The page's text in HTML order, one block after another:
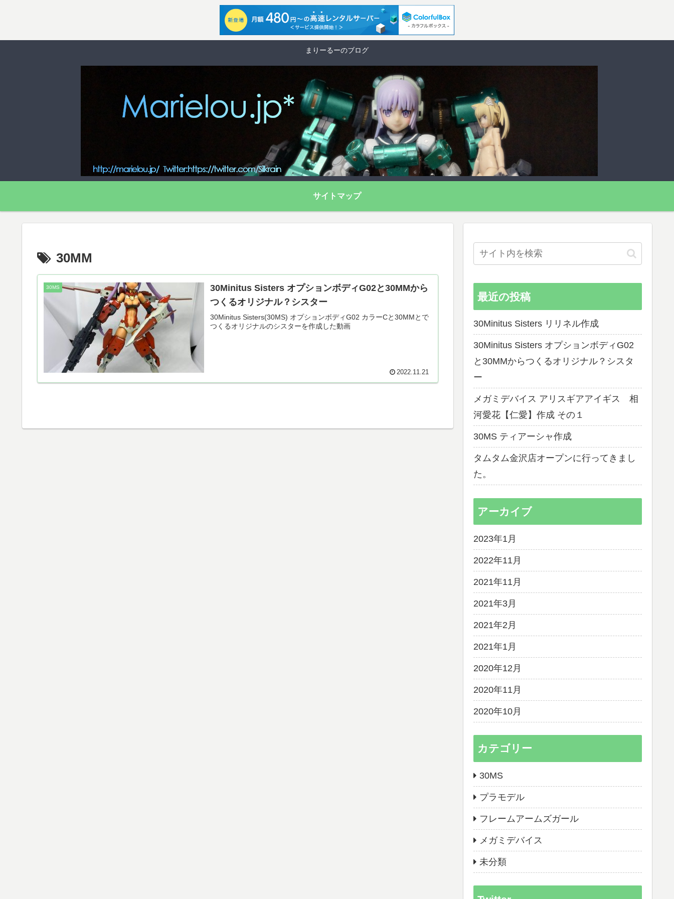
まりーるーのブログ
サイトマップ
30MM
30MS
30Minitus Sisters オプションボディG02と30MMから
つくるオリジナル？シスター
30Minitus Sisters(30MS) オプションボディG02 カラーCと30MMとで
つくるオリジナルのシスターを作成した動画
2022.11.21
最近の投稿
30Minitus Sisters リリネル作成
30Minitus Sisters オプションボディG02
と30MMからつくるオリジナル？シスタ
ー
メガミデバイス アリスギアアイギス 相
河愛花【仁愛】作成 その１
30MS ティアーシャ作成
タムタム金沢店オープンに行ってきまし
た。
アーカイブ
2023年1月
2022年11月
2021年11月
2021年3月
2021年2月
2021年1月
2020年12月
2020年11月
2020年10月
カテゴリー
30MS
プラモデル
フレームアームズガール
メガミデバイス
未分類